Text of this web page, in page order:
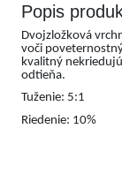
Popis
Dvojzložková
voči
kvalitný
odtieňa.
Tuženie: 5:1
Riedenie: 10%